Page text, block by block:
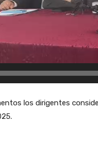
los dirigentes